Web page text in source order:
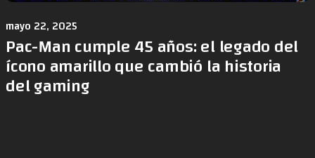
mayo 22, 2025
Pac-Man cumple 45 años: el legado del
ícono amarillo que cambió la historia
del gaming